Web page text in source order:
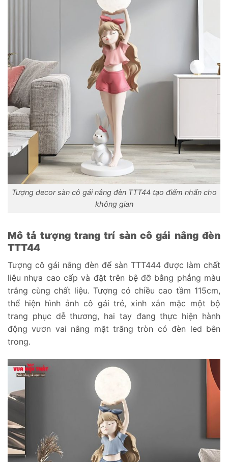
Tượng decor sàn cô gái nâng đèn TTT44 tạo điểm nhấn cho
không gian
Mô tả tượng trang trí sàn cô gái nâng đèn
TTT44
Tượng cô gái nâng đèn để sàn TTT444 được làm chất
liệu nhựa cao cấp và đặt trên bệ đỡ bằng phẳng màu
trắng cùng chất liệu. Tượng có chiều cao tầm 115cm,
thể hiện hình ảnh cô gái trẻ, xinh xắn mặc một bộ
trang phục dễ thương, hai tay đang thực hiện hành
động vươn vai nâng mặt trăng tròn có đèn led bên
trong.